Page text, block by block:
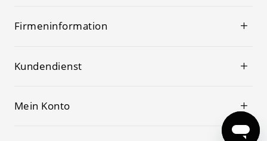
Firmeninformation
Kundendienst
Mein Konto